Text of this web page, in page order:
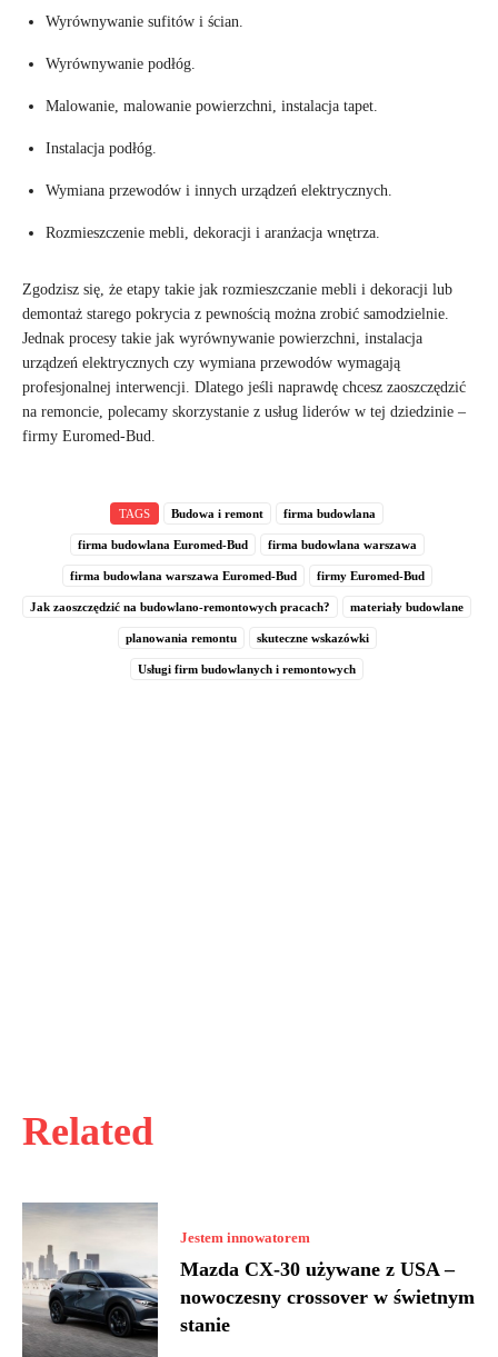
Related
Jestem innowatorem
Mazda CX-30 używane z USA –
nowoczesny crossover w świetnym
stanie
Wyrównywanie sufitów i ścian.
Wyrównywanie podłóg.
Malowanie, malowanie powierzchni, instalacja tapet.
Instalacja podłóg.
Wymiana przewodów i innych urządzeń elektrycznych.
Rozmieszczenie mebli, dekoracji i aranżacja wnętrza.
Zgodzisz się, że etapy takie jak rozmieszczanie mebli i dekoracji lub
demontaż starego pokrycia z pewnością można zrobić samodzielnie.
Jednak procesy takie jak wyrównywanie powierzchni, instalacja
urządzeń elektrycznych czy wymiana przewodów wymagają
profesjonalnej interwencji. Dlatego jeśli naprawdę chcesz zaoszczędzić
na remoncie, polecamy skorzystanie z usług liderów w tej dziedzinie –
firmy Euromed-Bud.
TAGS Budowa i remont firma budowlana
firma budowlana Euromed-Bud firma budowlana warszawa
firma budowlana warszawa Euromed-Bud firmy Euromed-Bud
Jak zaoszczędzić na budowlano-remontowych pracach? materiały budowlane
planowania remontu skuteczne wskazówki
Usługi firm budowlanych i remontowych